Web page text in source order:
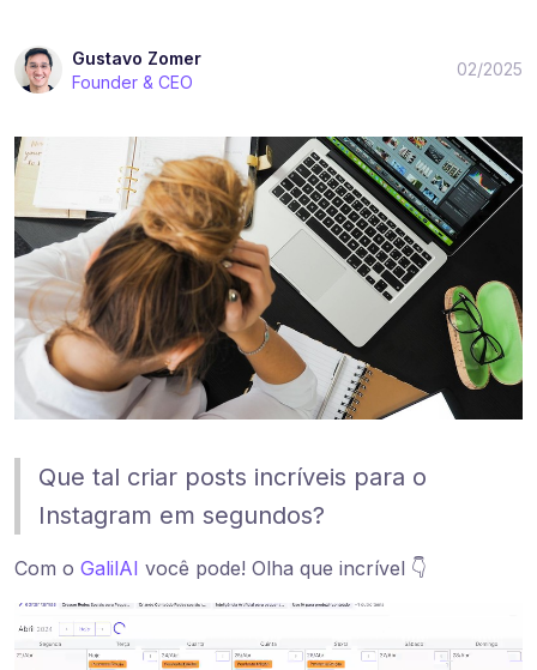
Gustavo Zomer
Founder & CEO
02/2025
Que tal criar posts incríveis para o
Instagram em segundos?
Com o GalilAI você pode! Olha que incrível 👇